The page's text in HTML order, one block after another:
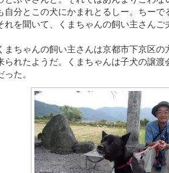
自分とこの犬にかまれとるしー。ちーで
を聞いて、くまちゃんの飼い主さんご
ちゃんの飼い主さんは京都市下京区の
られたようだ。くまちゃんは子犬の譲
った。